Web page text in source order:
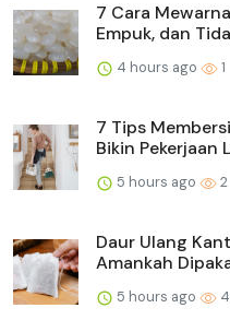
7 Cara
Empuk, dan
4 hours ago 1
7 Tips
Bikin Pekerjaan
5 hours ago 2
Daur Ulang
Amankah
5 hours ago 4